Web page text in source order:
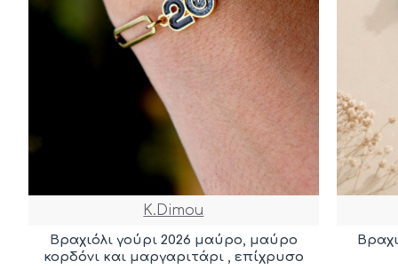
K.Dimou
Βραχιόλι γούρι 2026 μαύρο, μαύρο
κορδόνι και μαργαριτάρι , επίχρυσο